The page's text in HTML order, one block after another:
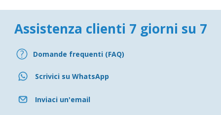
Assistenza clienti 7 giorni su 7
Domande frequenti (FAQ)
Scrivici su WhatsApp
Inviaci un'email